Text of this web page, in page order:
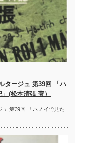
タージュ 第39回 「ハ
(松本清張 著）
ュ 第39回 「ハノイで見た